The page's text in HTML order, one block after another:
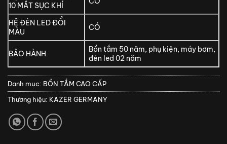
10 MẮT SỤC KHÍ
HỆ ĐÈN LED ĐỔI
MÀU
CÓ
BẢO HÀNH
Bồn tắm 50 năm, phụ kiện, máy bơm,
đèn led 02 năm
Danh mục: BỒN TẮM CAO CẤP
Thương hiệu: KAZER GERMANY